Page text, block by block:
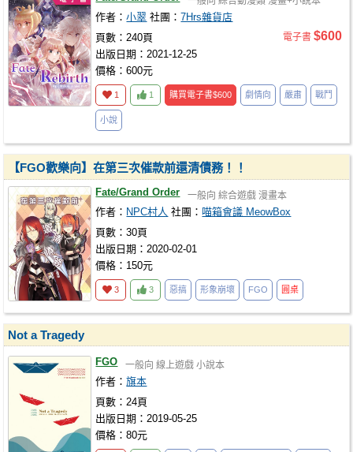
作者：小翠 社團：7Hrs雜貨店
頁數：240頁
出版日期：2021-12-25
價格：600元
電子書 $600
1 1 購買電子書$600 劇情向 嚴肅 戰鬥
小說
【FGO歡樂向】在第三次催款前還清債務！！
Fate/Grand Order 一般向 綜合遊戲 漫畫本
作者： NPC村人 社團： 喵箱會議 MeowBox
頁數：30頁
出版日期：2020-02-01
價格：150元
3 3 惡搞 形象崩壞 FGO 圓桌
Not a Tragedy
FGO 一般向 線上遊戲 小說本
作者：旗本
頁數：24頁
出版日期：2019-05-25
價格：80元